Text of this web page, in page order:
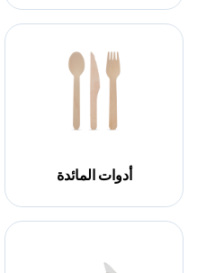
أدوات المائدة